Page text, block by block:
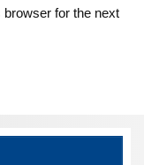
for the next